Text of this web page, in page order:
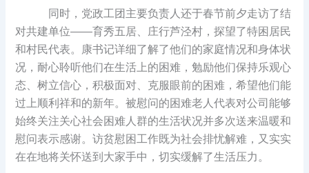
同时，党政工团主要负责人还于春节前夕走访了结
对共建单位——育秀五居、庄行芦泾村，探望了特困居民
和村民代表。康书记详细了解了他们的家庭情况和身体状
况，耐心聆听他们在生活上的困难，勉励他们保持乐观心
态、树立信心，积极面对、克服眼前的困难，希望他们能
过上顺利祥和的新年。被慰问的困难老人代表对公司能够
始终关注关心社会困难人群的生活状况并多次送来温暖和
慰问表示感谢。访贫慰困工作既为社会排忧解难，又实实
在在地将关怀送到大家手中，切实缓解了生活压力。